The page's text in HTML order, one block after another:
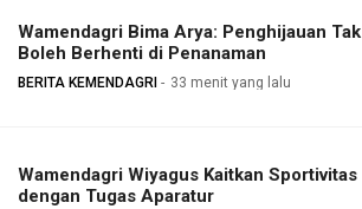
Wamendagri Bima Arya: Penghijauan Tak
Boleh Berhenti di Penanaman
BERITA KEMENDAGRI 33 menit yang lalu
Wamendagri Wiyagus Kaitkan Sportivitas
dengan Tugas Aparatur